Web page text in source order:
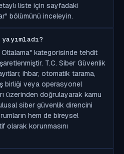
liste için sayfadaki
bölümünü inceleyin.
Oltalama" kategorisinde tehdit
T.C. Siber Güvenlik
ihbar, otomatik tarama,
birliği veya operasyonel
üzerinden doğrulayarak kamu
siber güvenlik direncini
hem de bireysel
olarak korunmasını